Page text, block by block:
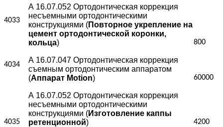
4033
А 16.07.052 Ортодонтическая коррекция
несъемными ортодонтическими
конструкциями (Повторное укрепление на
цемент ортодонтической коронки,
кольца) 800
4034
А 16.07.047 Ортодонтическая коррекция
съемным ортодонтическим аппаратом
(Аппарат Motion) 60000
4035
А 16.07.052 Ортодонтическая коррекция
несъемными ортодонтическими
конструкциями (Изготовление каппы
ретенционной) 4200